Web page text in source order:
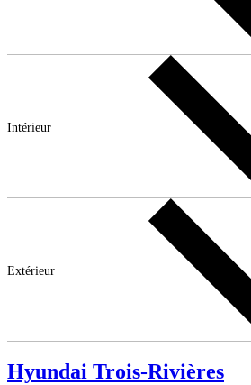
Intérieur
Extérieur
Hyundai Trois-Rivières